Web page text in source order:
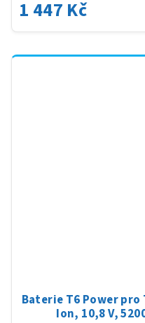
1 447 Kč
Baterie T6 Power pro
Ion, 10,8 V,